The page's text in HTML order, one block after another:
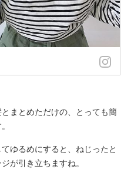
まとめただけの、とっても簡
ゆるめにすると、ねじったと
が引き立ちますね。